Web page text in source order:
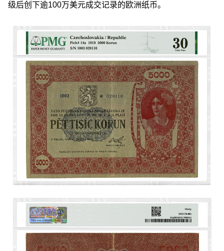
级后创下逾100万美元成交记录的欧洲纸币。